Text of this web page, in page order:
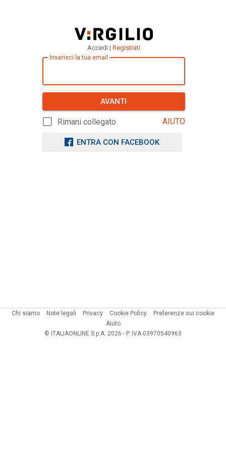
Accedi | Registrati
Inserisci la tua email
AVANTI
Rimani collegato AIUTO
ENTRA CON FACEBOOK
Chi siamo Note legali Privacy Cookie Policy
Preferenze sui cookie
Aiuto
© ITALIAONLINE S.p.A. 2026 - P. IVA 03970540963